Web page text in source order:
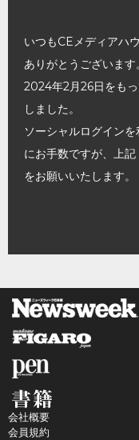
いつもCEメディアハ
ありがとうございます。
2024年2月26日をも
しました。
ソーシャルログイン
にお手数ですが、上
をお願いいたします。
会社概要
会員規約